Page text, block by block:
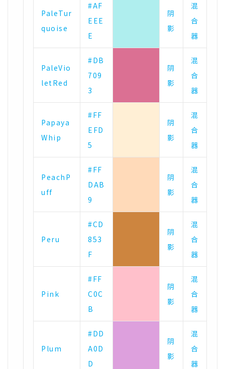
PaleTur
quoise
#AF
EEE
E
阴
影
混
合
器
PaleVio
letRed
#DB
709
3
阴
影
混
合
器
Papaya
Whip
#FF
EFD
5
阴
影
混
合
器
PeachP
uff
#FF
DAB
9
阴
影
混
合
器
Peru
#CD
853
F
阴
影
混
合
器
Pink
#FF
C0C
B
阴
影
混
合
器
Plum
#DD
A0D
D
阴
影
混
合
器